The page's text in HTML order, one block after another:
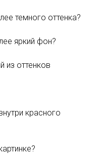
темного оттенка?
яркий фон?
из оттенков
красного